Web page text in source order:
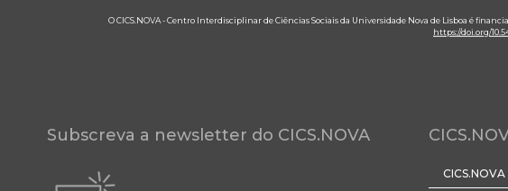
O CICS.NOVA - Centro Interdisciplinar de Ciências Sociais da Universidade Nova de Lisboa é
https://doi.org/
Subscreva a newsletter do CICS.NOVA
CICS.NOVA